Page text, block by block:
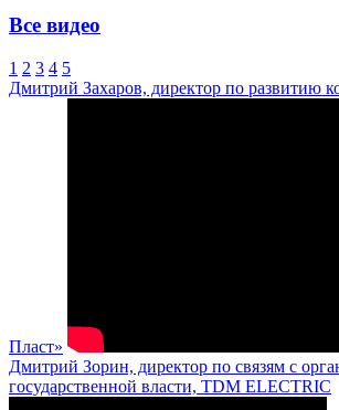
Все видео
1 2 3 4 5
Дмитрий Захаров, директор по развитию
Пласт»
Дмитрий Зорин, директор по связям с
государственной власти, TDM ELECTRIC